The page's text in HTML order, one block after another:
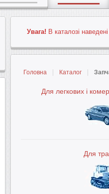
Увага! В каталозі
Головна Каталог
Для легкових і
Для